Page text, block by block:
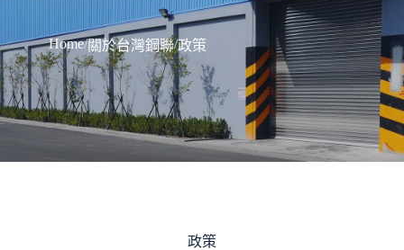
Home/關於台灣鋼聯/政策
政策